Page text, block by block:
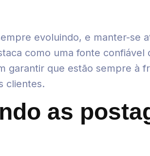
evoluindo, e manter-se
como uma fonte
garantir que estão sempre à
clientes.
as